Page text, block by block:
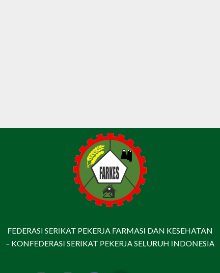
FEDERASI SERIKAT PEKERJA FARMASI DAN KESEHATAN
– KONFEDERASI SERIKAT PEKERJA SELURUH INDONESIA